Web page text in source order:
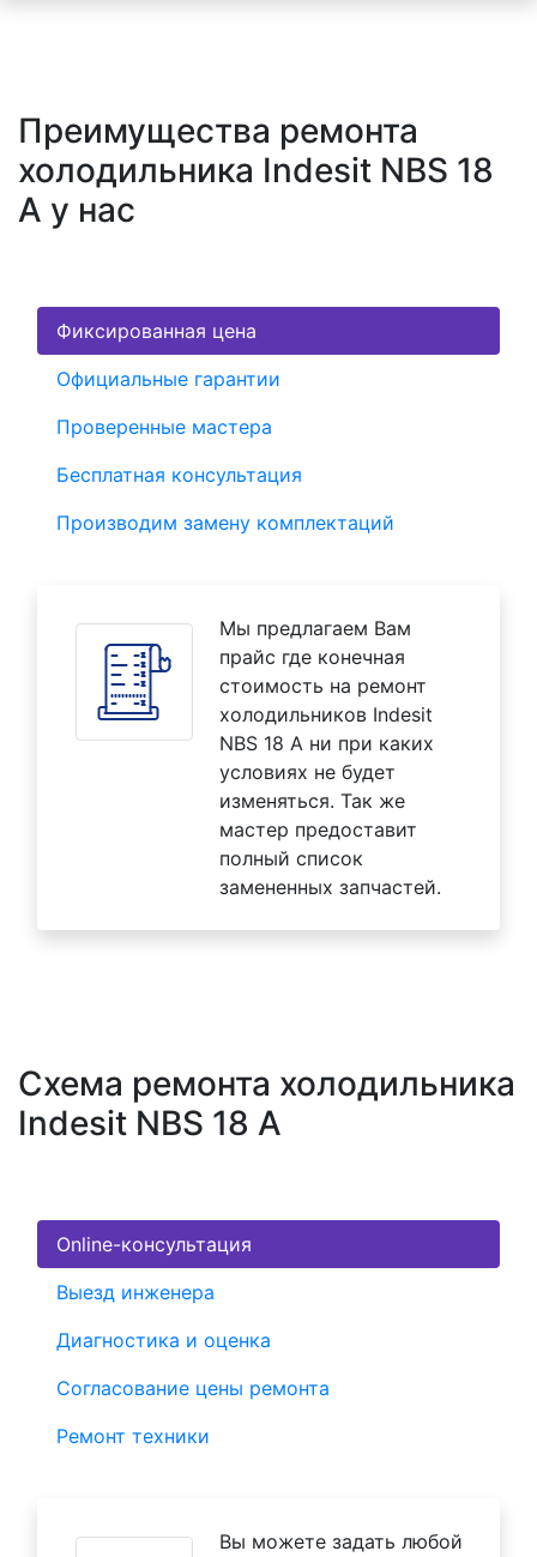
Преимущества ремонта
холодильника Indesit NBS 18
A у нас
Фиксированная цена
Официальные гарантии
Проверенные мастера
Бесплатная консультация
Производим замену комплектаций
Мы предлагаем Вам
прайс где конечная
стоимость на ремонт
холодильников Indesit
NBS 18 A ни при каких
условиях не будет
изменяться. Так же
мастер предоставит
полный список
замененных запчастей.
Схема ремонта холодильника
Indesit NBS 18 A
Online-консультация
Выезд инженера
Диагностика и оценка
Согласование цены ремонта
Ремонт техники
Вы можете задать любой